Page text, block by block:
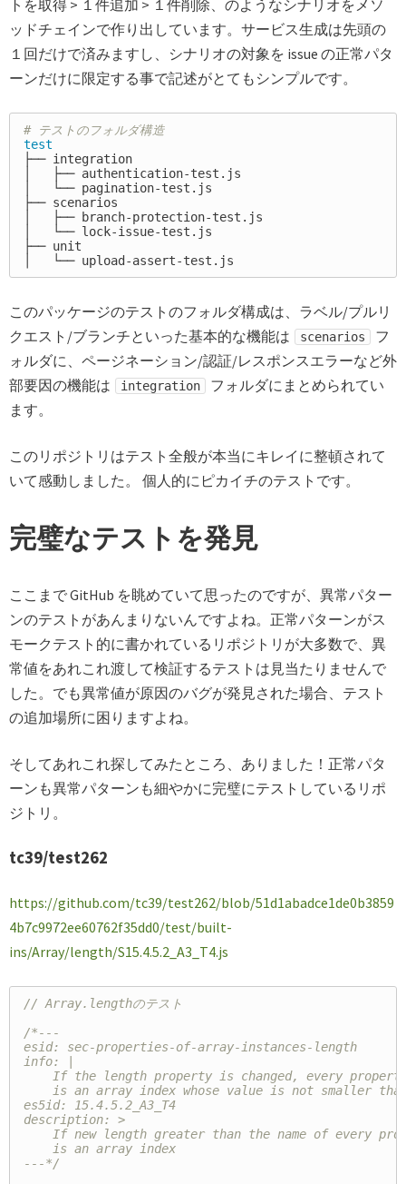
トを取得 > １件追加 > １件削除、のようなシナリオをメソ
ッドチェインで作り出しています。サービス生成は先頭の
１回だけで済みますし、シナリオの対象を issue の正常パタ
ーンだけに限定する事で記述がとてもシンプルです。
# テストのフォルダ構造
test
├── integration
│   ├── authentication-test.js
│   └── pagination-test.js
├── scenarios
│   ├── branch-protection-test.js
│   └── lock-issue-test.js
├── unit
このパッケージのテストのフォルダ構成は、ラベル/プルリ
クエスト/ブランチといった基本的な機能は
scenarios
フ
ォルダに、ページネーション/認証/レスポンスエラーなど外
部要因の機能は
integration
フォルダにまとめられてい
ます。
このリポジトリはテスト全般が本当にキレイに整頓されて
いて感動しました。 個人的にピカイチのテストです。
完璧なテストを発見
ここまで GitHub を眺めていて思ったのですが、異常パター
ンのテストがあんまりないんですよね。正常パターンがス
モークテスト的に書かれているリポジトリが大多数で、異
常値をあれこれ渡して検証するテストは見当たりませんで
した。でも異常値が原因のバグが発見された場合、テスト
の追加場所に困りますよね。
そしてあれこれ探してみたところ、ありました！正常パタ
ーンも異常パターンも細やかに完璧にテストしているリポ
ジトリ。
tc39/test262
https://github.com/tc39/test262/blob/51d1abadce1de0b3859
4b7c9972ee60762f35dd0/test/built-
ins/Array/length/S15.4.5.2_A3_T4.js
// Array.lengthのテスト
/*---
esid: sec-properties-of-array-instances-length
info: |
If the length property is changed, every
is an array index whose value is not smaller
es5id: 15.4.5.2_A3_T4
description: >
If new length greater than the name of every
    is an array index
---*/